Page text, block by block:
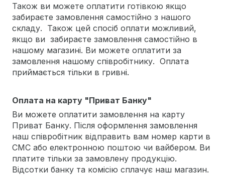
Також ви можете оплатити готівкою якщо
забираєте замовлення самостійно з нашого
складу. Також цей спосіб оплати можливий,
якщо ви забираєте замовлення самостійно в
нашому магазині. Ви можете оплатити за
замовлення нашому співробітнику. Оплата
приймається тільки в гривні.
Оплата на карту "Приват Банку"
Ви можете оплатити замовлення на карту
Приват Банку. Після оформлення замовлення
наш співробітник відправить вам номер карти в
СМС або електронною поштою чи вайбером. Ви
платите тільки за замовлену продукцію.
Відсотки банку та комісію сплачує наш магазин.